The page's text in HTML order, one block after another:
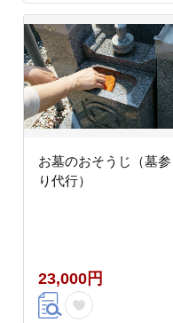
お墓のおそうじ（墓参
り代行）
23,000円